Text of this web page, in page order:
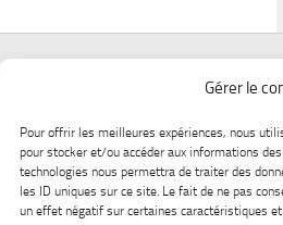
Gérer le
Pour offrir les meilleures expériences, nous
pour stocker et/ou accéder aux informations
technologies nous permettra de traiter des
les ID uniques sur ce site. Le fait de ne pas
un effet négatif sur certaines caractéristiques
Afficher chez nous Lac-Saint-